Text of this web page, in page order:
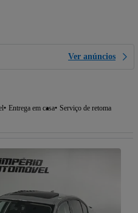
Ver anúncios
Entrega em casa Serviço de retoma